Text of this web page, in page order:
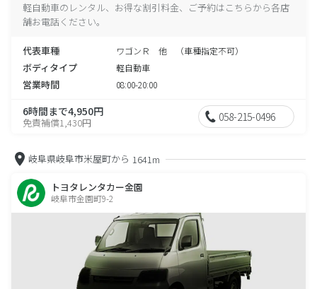
軽自動車のレンタル、お得な割引料金、ご予約はこちらから各店
舗お電話ください。
代表車種 ワゴンＲ 他 （車種指定不可）
ボディタイプ 軽自動車
営業時間 08:00-20:00
6時間まで4,950円
免責補償1,430円 058-215-0496
岐阜県岐阜市米屋町から 1641m
トヨタレンタカー金園
岐阜市金園町9-2